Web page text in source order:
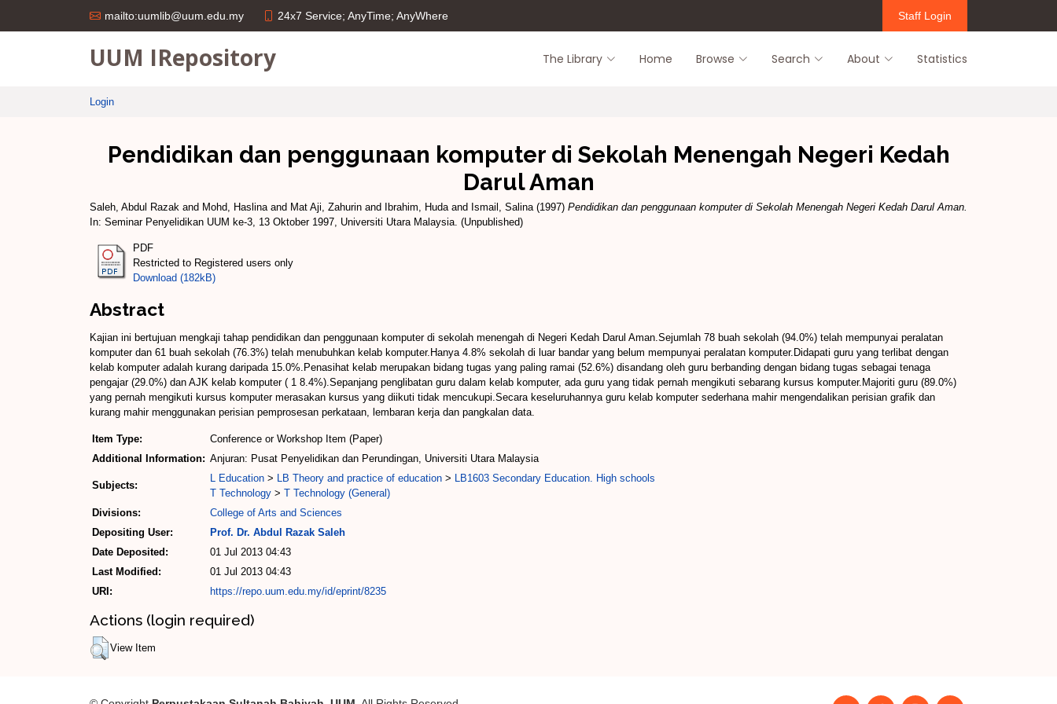
mailto:uumlib@uum.edu.my 24x7 Service; AnyTime; AnyWhere Staff Login
UUM IRepository The Library Home Browse Search About Statistics
Login
Pendidikan dan penggunaan komputer di Sekolah Menengah Negeri Kedah
Darul Aman
Saleh, Abdul Razak and Mohd, Haslinaand Mat Aji, Zahurin and Ibrahim, Hudaand Ismail, Salina(1997) Pendidikan dan penggunaan komputer di Sekolah Menengah Negeri Kedah Darul Aman.
In: Seminar Penyelidikan UUM ke-3, 13 Oktober 1997, Universiti Utara Malaysia. (Unpublished)
PDF
Restricted to Registered users only
Download (182kB)
Abstract
Kajian ini bertujuan mengkaji tahap pendidikan dan penggunaan komputer di sekolah menengah di Negeri Kedah Darul Aman.Sejumlah 78 buah sekolah (94.0%) telah mempunyai peralatan
komputer dan 61 buah sekolah (76.3%) telah menubuhkan kelab komputer.Hanya 4.8% sekolah di luar bandar yang belum mempunyai peralatan komputer.Didapati guru yang terlibat dengan
kelab komputer adalah kurang daripada 15.0%.Penasihat kelab merupakan bidang tugas yang paling ramai (52.6%) disandang oleh guru berbanding dengan bidang tugas sebagai tenaga
pengajar (29.0%) dan AJK kelab komputer ( 1 8.4%).Sepanjang penglibatan guru dalam kelab komputer, ada guru yang tidak pernah mengikuti sebarang kursus komputer.Majoriti guru (89.0%)
yang pernah mengikuti kursus komputer merasakan kursus yang diikuti tidak mencukupi.Secara keseluruhannya guru kelab komputer sederhana mahir mengendalikan perisian grafik dan
kurang mahir menggunakan perisian pemprosesan perkataan, lembaran kerja dan pangkalan data.
Item Type:
Conference or Workshop Item (Paper)
Additional Information: Anjuran: Pusat Penyelidikan dan Perundingan, Universiti Utara Malaysia
Subjects:
L Education > LB Theory and practice of education > LB1603 Secondary Education. High schools
T Technology > T Technology (General)
Divisions:
College of Arts and Sciences
Depositing User:
Prof. Dr. Abdul Razak Saleh
Date Deposited:
01 Jul 2013 04:43
Last Modified:
01 Jul 2013 04:43
URI:
https://repo.uum.edu.my/id/eprint/8235
Actions (login required)
View Item